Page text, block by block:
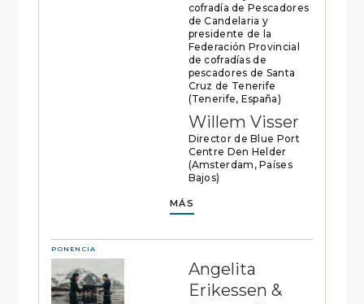
cofradía de Pescadores
de Candelaria y
presidente de la
Federación Provincial
de cofradías de
pescadores de Santa
Cruz de Tenerife
(Tenerife, España)
Willem Visser
Director de Blue Port
Centre Den Helder
(Amsterdam, Países
Bajos)
MÁS
PONENCIA
Angelita
Erikessen &